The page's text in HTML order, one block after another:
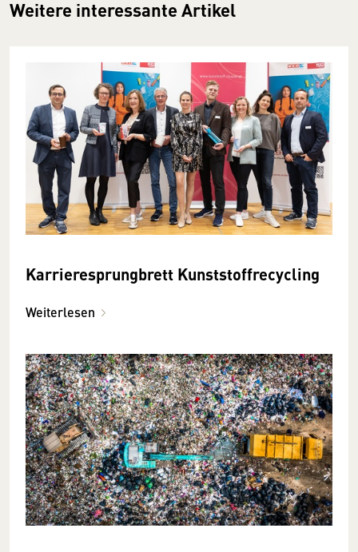
Weitere interessante Artikel
Karrieresprungbrett Kunststoffrecycling
Weiterlesen